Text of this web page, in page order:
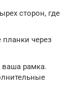
сторон, где
через
ваша рамка.